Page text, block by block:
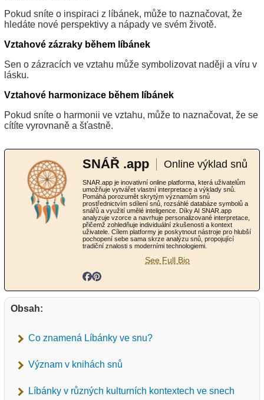
Pokud sníte o inspiraci z líbánek, může to naznačovat, že
hledáte nové perspektivy a nápady ve svém životě.
Vztahové zázraky během líbánek
Sen o zázracích ve vztahu může symbolizovat naději a víru v
lásku.
Vztahové harmonizace během líbánek
Pokud sníte o harmonii ve vztahu, může to naznačovat, že se
cítíte vyrovnaně a šťastně.
SNÁŘ .app Online výklad snů
SNAR.app je inovativní online platforma, která uživatelům
umožňuje vytvářet vlastní interpretace a výklady snů.
Pomáhá porozumět skrytým významům snů
prostřednictvím sdílení snů, rozsáhlé databáze symbolů a
snářů a využití umělé inteligence. Díky AI SNAR.app
analyzuje vzorce a navrhuje personalizované interpretace,
přičemž zohledňuje individuální zkušenosti a kontext
uživatele. Cílem platformy je poskytnout nástroje pro hlubší
pochopení sebe sama skrze analýzu snů, propojující
tradiční znalosti s moderními technologiemi.
See Full Bio
Obsah:
Co znamená Líbánky ve snu?
Význam v knihách snů
Líbánky v různých kulturních kontextech ve snech